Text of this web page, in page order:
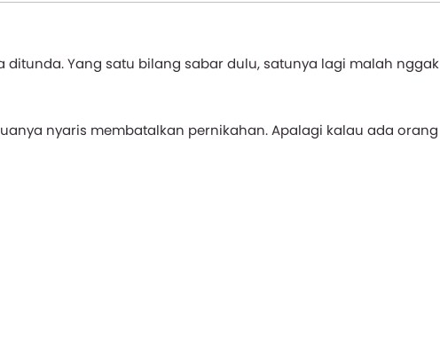
Yang satu bilang sabar dulu, satunya lagi malah nggak
nyaris membatalkan pernikahan. Apalagi kalau ada orang